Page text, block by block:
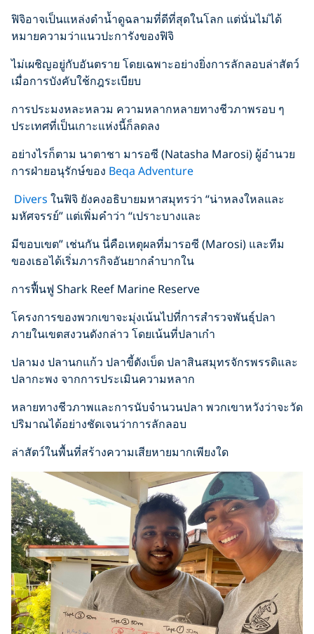
ฟิจิอาจเป็นแหล่งดำน้ำดูฉลามที่ดีที่สุดในโลก แต่นั่นไม่ได้
หมายความว่าแนวปะการังของฟิจิ
ไม่เผชิญอยู่กับอันตราย โดยเฉพาะอย่างยิ่งการลักลอบล่าสัตว์
เมื่อการบังคับใช้กฎระเบียบ
การประมงหละหลวม ความหลากหลายทางชีวภาพรอบ ๆ
ประเทศที่เป็นเกาะแห่งนี้ก็ลดลง
อย่างไรก็ตาม นาตาชา มารอซี (Natasha Marosi) ผู้อำนวย
การฝ่ายอนุรักษ์ของ Beqa Adventure
Divers ในฟิจิ ยังคงอธิบายมหาสมุทรว่า “น่าหลงใหลและ
มหัศจรรย์” แต่เพิ่มคำว่า “เปราะบางและ
มีขอบเขต” เช่นกัน นี่คือเหตุผลที่มารอซี (Marosi) และทีม
ของเธอได้เริ่มภารกิจอันยากลำบากใน
การฟื้นฟู Shark Reef Marine Reserve
โครงการของพวกเขาจะมุ่งเน้นไปที่การสำรวจพันธุ์ปลา
ภายในเขตสงวนดังกล่าว โดยเน้นที่ปลาเก๋า
ปลามง ปลานกแก้ว ปลาขี้ตังเบ็ด ปลาสินสมุทรจักรพรรดิและ
ปลากะพง จากการประเมินความหลาก
หลายทางชีวภาพและการนับจำนวนปลา พวกเขาหวังว่าจะวัด
ปริมาณได้อย่างชัดเจนว่าการลักลอบ
ล่าสัตว์ในพื้นที่สร้างความเสียหายมากเพียงใด